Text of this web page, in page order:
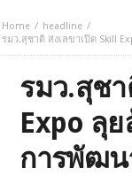
Home
headline
รมว.สุชาติ ส่งเลขาเปิด Skill
รมว.สุชา
Expo ลุ
การพัฒน